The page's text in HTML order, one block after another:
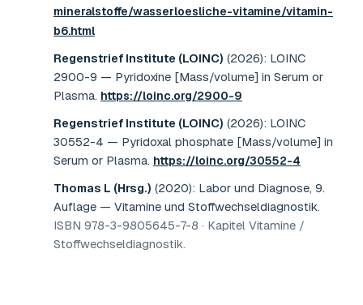
mineralstoffe/wasserloesliche-vitamine/vitamin-
b6.html
Regenstrief Institute (LOINC) (2026): LOINC
2900-9 — Pyridoxine [Mass/volume] in Serum or
Plasma. https://loinc.org/2900-9
Regenstrief Institute (LOINC) (2026): LOINC
30552-4 — Pyridoxal phosphate [Mass/volume] in
Serum or Plasma. https://loinc.org/30552-4
Thomas L (Hrsg.) (2020): Labor und Diagnose, 9.
Auflage — Vitamine und Stoffwechseldiagnostik.
ISBN 978-3-9805645-7-8 · Kapitel Vitamine /
Stoffwechseldiagnostik.